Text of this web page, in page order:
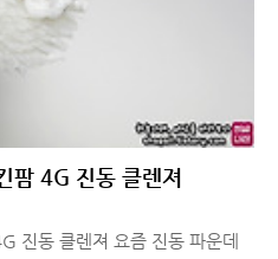
팜 4G 진동 클렌져
진동 클렌져 요즘 진동 파운데